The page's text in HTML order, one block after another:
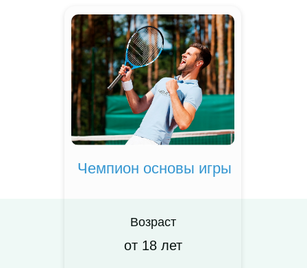
Чемпион основы игры
от 18 лет
Возраст